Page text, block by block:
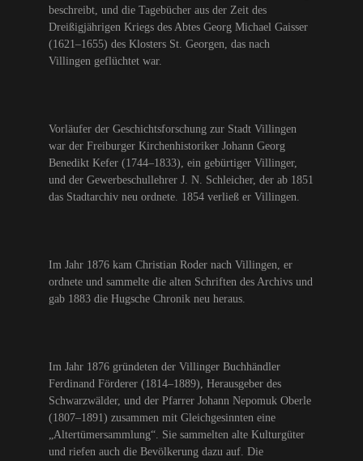
beschreibt, und die Tagebücher aus der Zeit des
Dreißigjährigen Kriegs des Abtes Georg Michael Gaisser
(1621–1655) des Klosters St. Georgen, das nach
Villingen geflüchtet war.
Vorläufer der Geschichtsforschung zur Stadt Villingen
war der Freiburger Kirchenhistoriker Johann Georg
Benedikt Kefer (1744–1833), ein gebürtiger Villinger,
und der Gewerbeschullehrer J. N. Schleicher, der ab 1851
das Stadtarchiv neu ordnete. 1854 verließ er Villingen.
Im Jahr 1876 kam Christian Roder nach Villingen, er
ordnete und sammelte die alten Schriften des Archivs und
gab 1883 die Hugsche Chronik neu heraus.
Im Jahr 1876 gründeten der Villinger Buchhändler
Ferdinand Förderer (1814–1889), Herausgeber des
Schwarzwälder, und der Pfarrer Johann Nepomuk Oberle
(1807–1891) zusammen mit Gleichgesinnten eine
„Altertümersammlung“. Sie sammelten alte Kulturgüter
und riefen auch die Bevölkerung dazu auf. Die